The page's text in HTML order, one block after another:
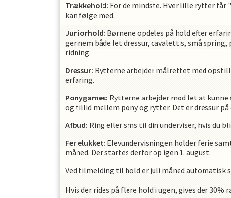
Trækkehold: For de mindste. Hver lille rytter får
kan følge med.
Juniorhold: Børnene opdeles på hold efter
gennem både let dressur, cavalettis, små
ridning.
Dressur: Rytterne arbejder målrettet med
erfaring.
Ponygames: Rytterne arbejder mod let at
og tillid mellem pony og rytter. Det er dressur på
Afbud: Ring eller sms til din underviser, hvis du
Ferielukket: Elevundervisningen holder ferie
måned. Der startes derfor op igen 1. august.
Ved tilmelding til hold er juli måned automatisk
Hvis der rides på flere hold i ugen, gives der